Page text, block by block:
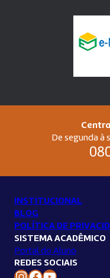
De segunda à
INSTITUCIONAL
BLOG
POLÍTICA DE
SISTEMA ACADÊMICO
Portal do Aluno
REDES SOCIAIS